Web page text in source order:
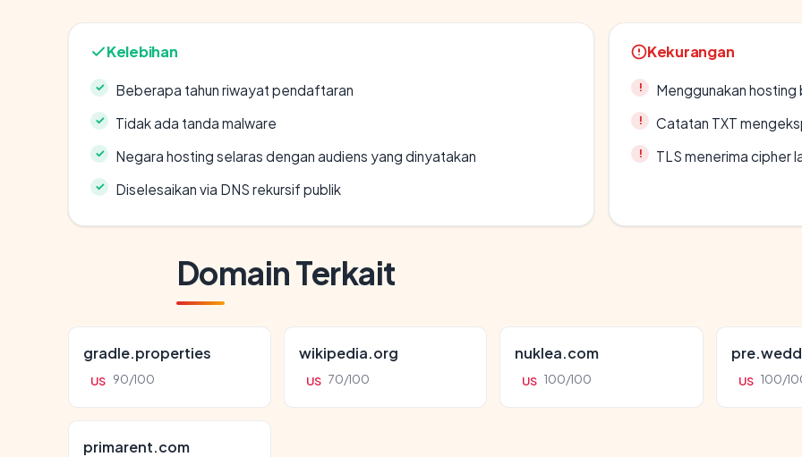
Kelebihan
Beberapa tahun riwayat pendaftaran
Tidak ada tanda malware
Negara hosting selaras dengan audiens yang dinyatakan
Diselesaikan via DNS rekursif publik
Kekurangan
Menggunakan
Catatan TXT
TLS menerima cipher
Domain Terkait
gradle.properties
US 90/100
wikipedia.org
US 70/100
nuklea.com
US 100/100 US 100/
primarent.com